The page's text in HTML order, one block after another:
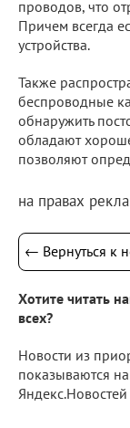
проводов, что
Причем всегда
устройства.
Также
беспроводные
обнаружить
обладают
позволяют
на правах
← Вернуться к
Хотите читать
всех?
Новости из
показываются